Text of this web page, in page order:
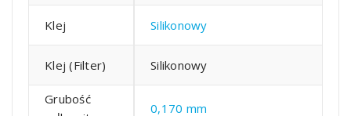
Klej Silikonowy
Klej (Filter) Silikonowy
Grubość
0,170 mm